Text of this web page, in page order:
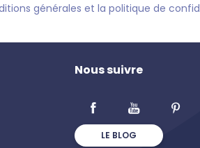
générales et la politique de
Nous suivre
LE BLOG